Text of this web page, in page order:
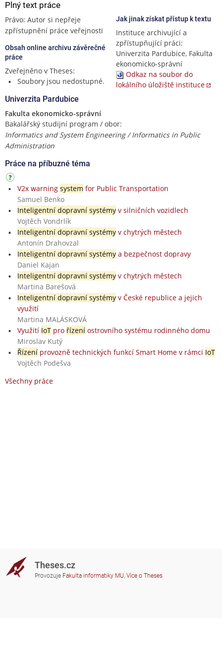
Plný text práce
Právo: Autor si nepřeje
zpřístupnění práce veřejnosti
Obsah online archivu závěrečné
práce
Zveřejněno v Theses:
Soubory jsou nedostupné.
Jak jinak získat přístup k textu
Instituce archivující a
zpřístupňující práci:
Univerzita Pardubice, Fakulta
ekonomicko-správní
Odkaz na soubor do
lokálního úložiště instituce
Univerzita Pardubice
Fakulta ekonomicko-správní
Bakalářský studijní program / obor:
Informatics and System Engineering / Informatics in Public
Administration
Práce na příbuzné téma
V2x warning system for Public Transportation
Samuel Benko
Inteligentní dopravní systémyv silničních vozidlech
Vojtěch Vondrlík
Inteligentní dopravní systémyv chytrých městech
Antonín Drahovzal
Inteligentní dopravní systémya bezpečnost dopravy
Daniel Kajan
Inteligentní dopravní systémyv chytrých městech
Martina Barešová
Inteligentní dopravní systémyv České republice a jejich
využití
Martina MALÁSKOVÁ
Využití IoTpro řízeníostrovního systému rodinného domu
Miroslav Kutý
Řízeníprovozně technických funkcí Smart Home v rámci IoT
Vojtěch Podešva
Všechny práce
Theses.cz
Provozuje Fakulta informatiky MU, Více o Theses